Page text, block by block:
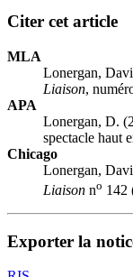
Citer cet article
MLA
Lonergan,
Liaison,
APA
Lonergan, D.
spectacle haut
Chicago
Lonergan,
Liaison no 142
Exporter la